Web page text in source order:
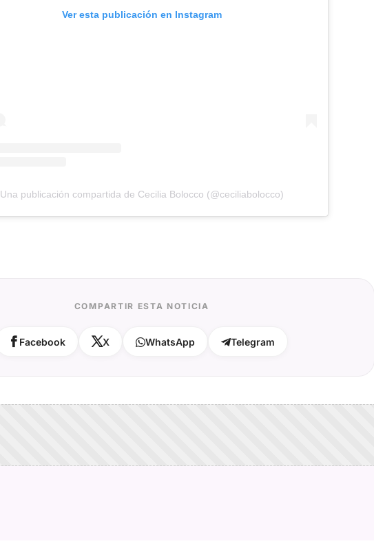
Ver esta publicación en Instagram
Una publicación compartida de Cecilia Bolocco (@ceciliabolocco)
COMPARTIR ESTA NOTICIA
Facebook X WhatsApp Telegram